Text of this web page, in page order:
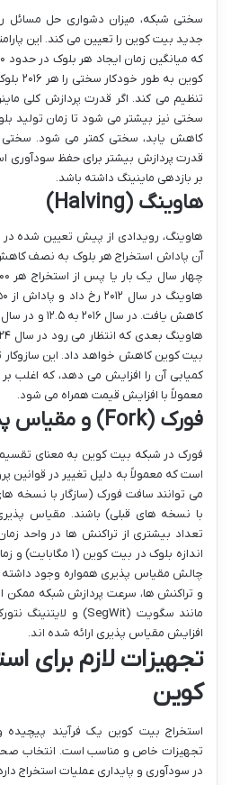
سختی شبکه، میزان دشواری حل مسائل
جدید بیت کوین را تعیین می کند. این
کوین
تنظیم می کند. اگر قدرت پردازش کلی
سختی نیز بیشتر می شود تا زمان تولید
کاهش یابد، سختی کمتر می شود. سختی
قدرت پردازش بیشتر برای حفظ سودآوری
بر بازدهی ماینینگ داشته باشد.
هاوینگ (Halving)
هاوینگ، رویدادی از پیش تعیین شده
آن پاداش استخراج هر بلوک به نصف کاهش
بیت کوین کاهش خواهد داد. این سازوکار
کمیابی آن را افزایش می دهد، که اغلب بر
معمولاً با افزایش قیمت همراه می شود.
فورک (Fork) و مقیاس پذیری
فورک در شبکه بیت کوین به معنای
است که معمولاً به دلیل تغییر در قوانین
می توانند سافت فورک (سازگار با نسخه
با نسخه های قبلی) باشند. مقیاس
تعداد بیشتری از تراکنش ها در واحد
چالش مقیاس پذیری همواره وجود داشته
و تراکنش ها، سرعت پردازش شبکه ممکن
افزایش مقیاس پذیری ارائه شده اند.
تجهیزات لازم برای
کوین
استخراج بیت کوین یک فرآیند پیچیده
تجهیزات خاص و مناسب است. انتخاب
در سودآوری و پایداری عملیات استخراج